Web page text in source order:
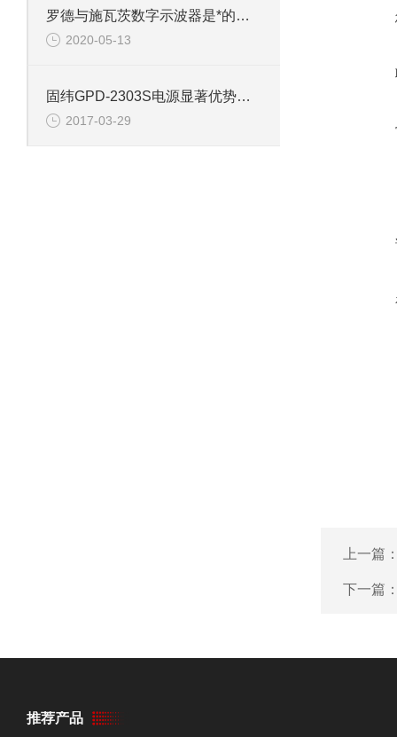
罗德与施瓦茨数字示波器是*的工具
2020-05-13
固纬GPD-2303S电源显著优势不胜枚举
2017-03-29
上一篇
下一篇
推荐产品